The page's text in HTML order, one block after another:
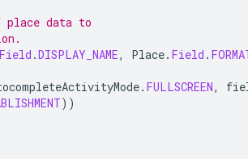
data to
Field .DISPLAY_NAME, Place. Field .
. FULLSCREEN,
))